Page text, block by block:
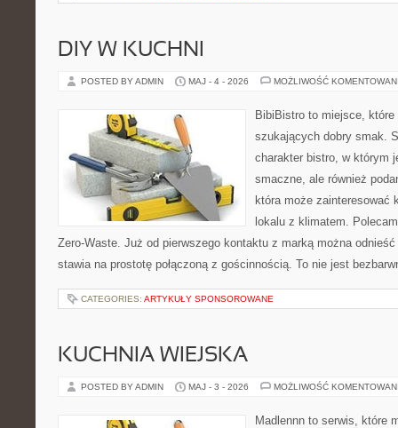
DIY W KUCHNI
POSTED BY ADMIN MAJ - 4 - 2026 MOŻLIWOŚĆ
BibiBistro to miejsce,
szukających dobry smak.
charakter bistro, w którym
smaczne, ale również
która może zainteresować
lokalu z klimatem.
Zero-Waste. Już od pierwszego kontaktu z marką można
stawia na prostotę połączoną z gościnnością. To nie jest
CATEGORIES: ARTYKUŁY SPONSOROWANE
KUCHNIA WIEJSKA
POSTED BY ADMIN MAJ - 3 - 2026 MOŻLIWOŚĆ
Madlennn to serwis, które